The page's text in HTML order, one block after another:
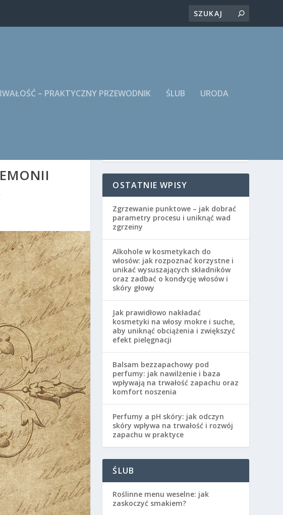
– PRAKTYCZNY PRZEWODNIK ŚLUB URODA
OSTATNIE WPISY
Zgrzewanie punktowe – jak dobrać
parametry procesu i uniknąć wad
zgrzeiny
Alkohole w kosmetykach do
włosów: jak rozpoznać korzystne i
unikać wysuszających składników
oraz zadbać o kondycję włosów i
skóry głowy
Jak prawidłowo nakładać
kosmetyki na włosy mokre i suche,
aby uniknąć obciążenia i zwiększyć
efekt pielęgnacji
Balsam bezzapachowy pod
perfumy: jak nawilżenie i baza
wpływają na trwałość zapachu oraz
komfort noszenia
Perfumy a pH skóry: jak odczyn
skóry wpływa na trwałość i rozwój
zapachu w praktyce
ŚLUB
Roślinne menu weselne: jak
zaskoczyć smakiem?